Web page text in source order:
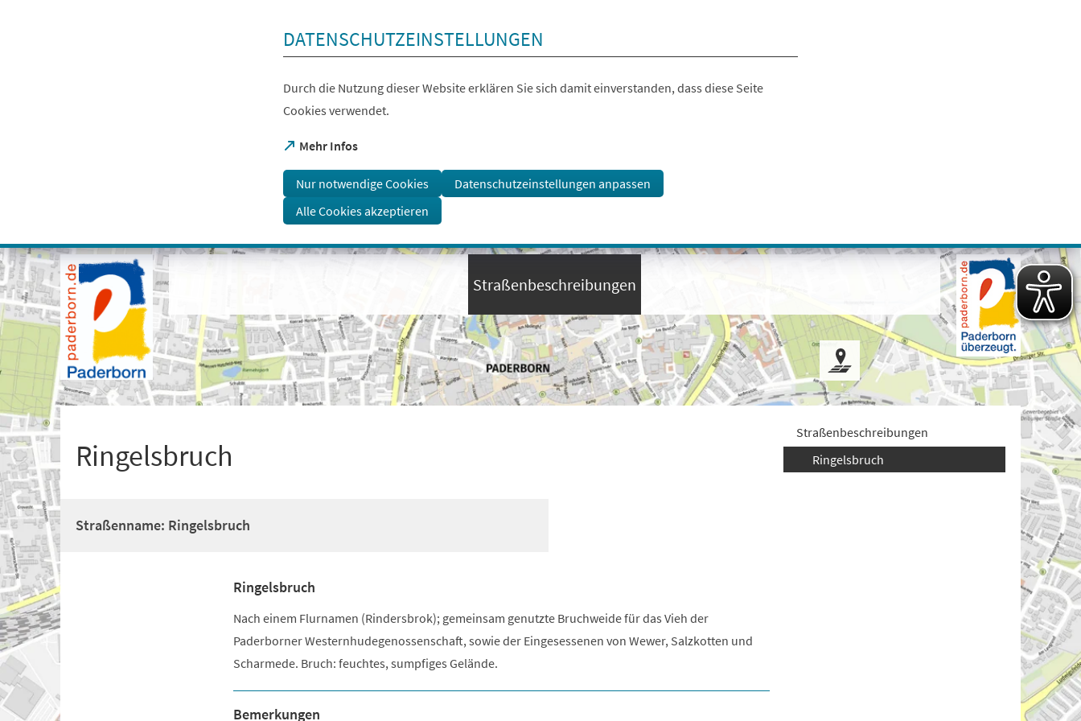
Visuelle
Assistenzsoftware
öffnen.
Mit
der
Tastatur
erreichbar
über
+
DATENSCHUTZEINSTELLUNGEN
Durch die Nutzung dieser Website erklären Sie sich damit einverstanden, dass diese Seite
Cookies verwendet.
Mehr Infos
(Öffnet
einem
neuen
Tab)
Nur notwendige Cookies
Datenschutzeinstellungen anpassen
Alle Cookies akzeptieren
Straßenbeschreibungen
Ringelsbruch
Straßenname: Ringelsbruch
Ringelsbruch
Nach einem Flurnamen (Rindersbrok); gemeinsam genutzte Bruchweide für das Vieh der
Paderborner Westernhudegenossenschaft, sowie der Eingesessenen von Wewer, Salzkotten und
Scharmede. Bruch: feuchtes, sumpfiges Gelände.
Bemerkungen
Straßenbeschreibungen
Ringelsbruch